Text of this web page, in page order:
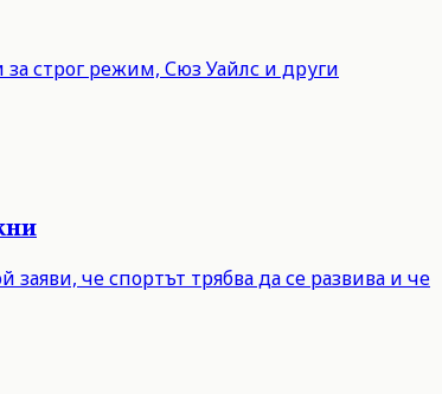
строг режим, Сюз Уайлс и други
че спортът трябва да се развива и че